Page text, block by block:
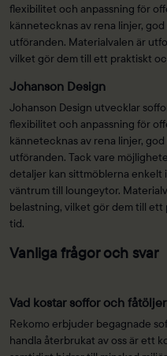
flexibilitet och anpassning för
kännetecknas av rena linjer,
utföranden. Materialvalen är
vilket gör dem till ett praktiskt
Johanson Design
Johanson Design utvecklar
flexibilitet och anpassning för
kännetecknas av rena linjer,
utföranden. Tack vare
detaljer kan sittmöblerna enkelt
väntrum till loungeytor.
belastning, vilket gör dem till
tid.
Vanliga frågor och svar
Vad kostar soffor och
Rekomo erbjuder begagnade
handla återbrukat av oss är ett